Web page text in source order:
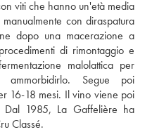
viti che hanno un'età media
con diraspatura
dopo una macerazione a
di rimontaggio e
malolattica per
Segue poi
16-18 mesi. Il vino viene poi
Dal 1985, La Gaffelière ha
Classé.